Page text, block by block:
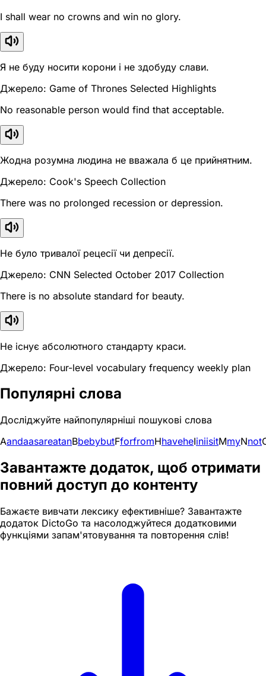
I shall wear no crowns and win no glory.
Я не буду носити корони і не здобуду слави.
Джерело: Game of Thrones Selected Highlights
No reasonable person would find that acceptable.
Жодна розумна людина не вважала б це прийнятним.
Джерело: Cook's Speech Collection
There was no prolonged recession or depression.
Не було тривалої рецесії чи депресії.
Джерело: CNN Selected October 2017 Collection
There is no absolute standard for beauty.
Не існує абсолютного стандарту краси.
Джерело: Four-level vocabulary frequency weekly plan
Популярні слова
Досліджуйте найпопулярніші пошукові слова
AandaasareatanBbebybutFforfromHhaveheIiniisitMmyNnot
Завантажте додаток, щоб отримати
повний доступ до контенту
Бажаєте вивчати лексику ефективніше? Завантажте
додаток DictoGo та насолоджуйтеся додатковими
функціями запам'ятовування та повторення слів!